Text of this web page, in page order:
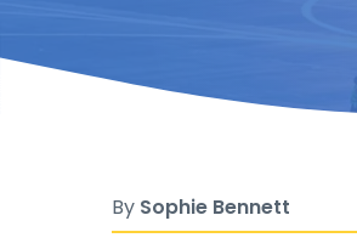
By Sophie Bennett